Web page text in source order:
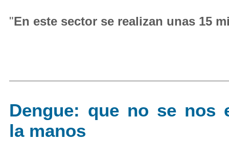
"En este sector se realizan unas 15
Dengue: que no se nos
la manos